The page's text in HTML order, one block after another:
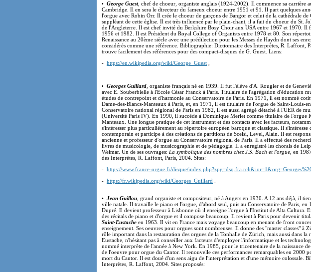
• George Guest, chef de choeur, organiste anglais (1924-2002). Il commence sa carrière
Cambridge. Il en sera le directeur du fameux choeur entre 1951 et 91. Il part quelques
l'orgue avec Robin Orr. Il crée le choeur de garçons de Bangor et celui de la cathédrale de
suppléant de cette église. Il est très influencé par le plain-chant, il a fait du choeur du St.
de l'Angleterre. Il est chef invité du Berkshire Bosy Choir aux USA entre 1967 et 1970. Il
1956 et 1982. Il est Président du Royal College of Organists entre 1978 et 80. Son
Renaissance au 20ème siècle avec une prédilection pour les Messes de Haydn dont ses
considérés comme une référence. Bibliographie: Dictionnaire des Interprètes, R. Laffont,
trouve facilement des références pour des compact-disques de G. Guest. Liens:
- https://en.wikipedia.org/wiki/George_Guest
• Georges Guillard , organiste français né en 1939. Il fut l'élève d'A. Rougier et de
avec E. Souberbielle à l'Ecole César Franck à Paris. Titulaire de l'agrégation d'éducation
études de contrepoint et d'harmonie au Conservatoire de Paris. En 1971, il est nommé
Dame-des-Blancs-Manteaux à Paris, et, en 1971, il est titulaire de l'orgue de Saint-Louis-
Conservatoire national régional de Paris en 1982, il est aussi agrégé détaché à l'UER de
(Université Paris IV). En 1990, il succède à Dominique Merlet comme titulaire de l'orgue
Manteaux. Une longue pratique de cet instrument et des contacts avec les facteurs,
s'intéresser plus particulièrement au répertoire européen baroque et classique. Il s'intéresse
contemporain et participe à des créations de partitions de Scelsi, Level, Alain. Il est
ancienne et professeur d'orgue au Conservatoire régional de Paris. Il a effectué des
livres de musicologie, de musicographie et de pédagogie. Il a enregistré les chorals de
Weimar. Un de ses ouvrages: La symbolique des nombres chez J.S. Bach et l'orgue , en
des Interprètes, R. Laffont, Paris, 2004. Sites:
- https://www.france-orgue.fr/disque/
- https://fr.wikipedia.org/wiki/Georges_Guillard
• Jean Guillou , grand organiste et compositeur, né à Angers en 1930. A 12 ans déjà, il
ville natale. Il travaille le piano et l'orgue, d'abord seul, puis au Conservatoire de Paris, en
Dupré. Il devient professeur à Lisbonne où il enseigne l'orgue à l'Institut de Alta Cultura.
des récitals de piano et d'orgue et il compose beaucoup. Il revient à Paris pour devenir
Saint-Eustache en 1963. Il vit en France mais voyage beaucoup en menant de front
enseignement. Ses oeuvres pour orgues sont nombreuses. Il donne des "master classes" à
rôle important dans la restauration des orgues de la Tonhalle de Zürich, mais aussi dans la
Eustache, n'hésitant pas à conseiller aux facteurs d'employer l'informatique et les
nommé interprète de l'année à New York. En 1985, pour le tricentenaire de la naissance
de l'oeuvre pour orgue du Cantor. Il renouvelle ces performances remarquables en 2000
mort du Cantor. Il est doué d'un sens aigu de l'interprétation et d'une mémoire colossale.
Interprètes, R. Laffont, 2004. Sites proposés: